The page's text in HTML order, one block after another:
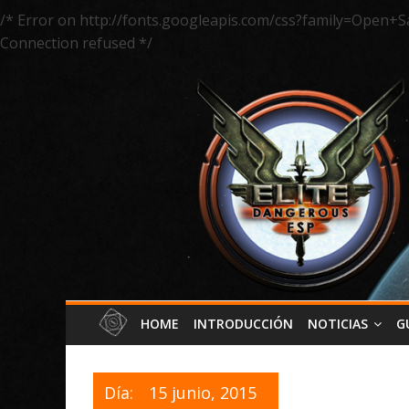
/* Error on http://fonts.googleapis.com/
Connection refused */
HOME INTRODUCCIÓN NOTICIAS
Día: 15 junio, 2015